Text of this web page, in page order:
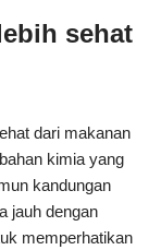
sehat
dari makanan
kimia yang
kandungan
jauh dengan
memperhatikan